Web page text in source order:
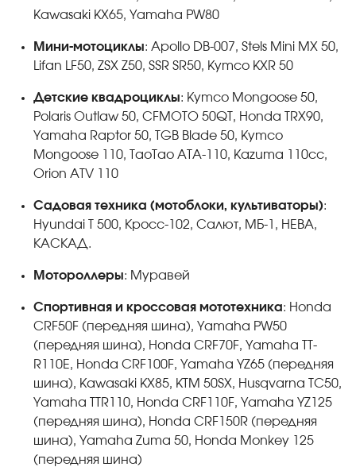
Kawasaki KX65, Yamaha PW80
Мини-мотоциклы: Apollo DB-007, Stels Mini MX 50,
Lifan LF50, ZSX Z50, SSR SR50, Kymco KXR 50
Детские квадроциклы: Kymco Mongoose 50,
Polaris Outlaw 50, CFMOTO 50QT, Honda TRX90,
Yamaha Raptor 50, TGB Blade 50, Kymco
Mongoose 110, TaoTao ATA-110, Kazuma 110cc,
Orion ATV 110
Садовая техника (мотоблоки, культиваторы):
Hyundai T 500, Кросс-102, Салют, МБ-1, НЕВА,
КАСКАД.
Мотороллеры: Муравей
Спортивная и кроссовая мототехника: Honda
CRF50F (передняя шина), Yamaha PW50
(передняя шина), Honda CRF70F, Yamaha TT-
R110E, Honda CRF100F, Yamaha YZ65 (передняя
шина), Kawasaki KX85, KTM 50SX, Husqvarna TC50,
Yamaha TTR110, Honda CRF110F, Yamaha YZ125
(передняя шина), Honda CRF150R (передняя
шина), Yamaha Zuma 50, Honda Monkey 125
(передняя шина)